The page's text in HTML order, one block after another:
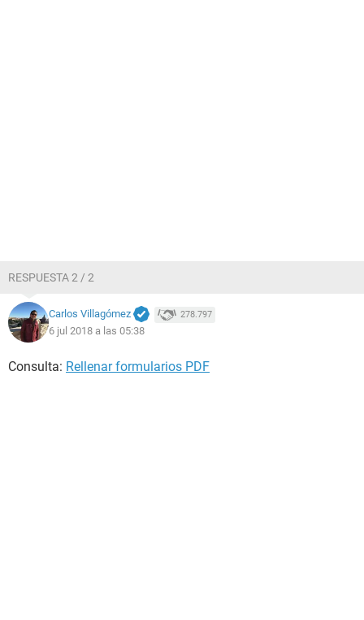
RESPUESTA 2 / 2
Carlos Villagómez 278.797
6 jul 2018 a las 05:38
Consulta: Rellenar formularios PDF